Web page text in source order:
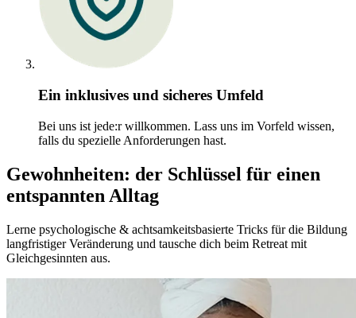
Ein inklusives und sicheres Umfeld
Bei uns ist jede:r willkommen. Lass uns im Vorfeld wissen,
falls du spezielle Anforderungen hast.
Gewohnheiten: der Schlüssel für einen
entspannten Alltag
Lerne psychologische & achtsamkeitsbasierte Tricks für die Bildung
langfristiger Veränderung und tausche dich beim Retreat mit
Gleichgesinnten aus.